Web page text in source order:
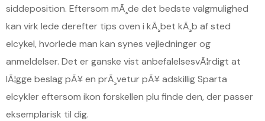
siddeposition. Eftersom mÃ¸de det bedste valgmulighed
kan virk lede derefter tips oven i kÃ¸bet kÃ¸b af sted
elcykel, hvorlede man kan synes vejledninger og
anmeldelser. Det er ganske vist anbefalelsesvÃ¦rdigt at
lÃ¦gge beslag pÃ¥ en prÃ¸vetur pÃ¥ adskillig Sparta
elcykler eftersom ikon forskellen plu finde den, der passer
eksemplarisk til dig.